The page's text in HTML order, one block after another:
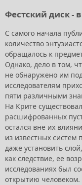
Фестский диск -
С самого начала
количество
обращалось к
Однако, дело в том,
не обнаружено им
исследователям
пяти различными
На Крите
расшифрованных
остался вне их
из известных систем
даже установить
как следствие, ее
исследованиях был
открытию человеком.